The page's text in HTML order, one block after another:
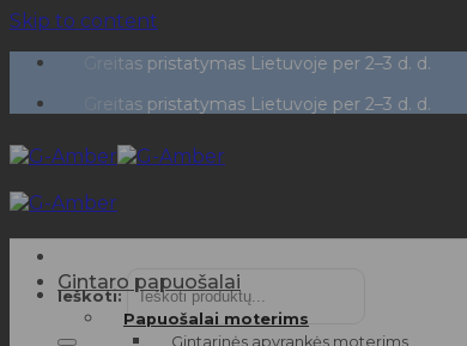
Skip to content
Greitas pristatymas Lietuvoje per 2–3 d. d.
Greitas pristatymas Lietuvoje per 2–3 d. d.
Ieškoti:
Gintaro papuošalai
Papuošalai moterims
Gintarinės apyrankės moterims